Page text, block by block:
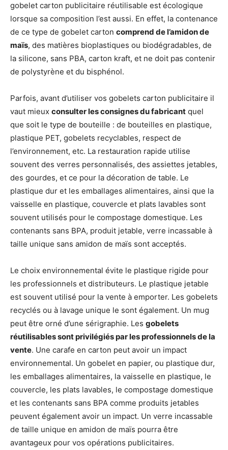
gobelet carton publicitaire réutilisable est écologique
lorsque sa composition l’est aussi. En effet, la contenance
de ce type de gobelet carton comprend de l’amidon de
maïs, des matières bioplastiques ou biodégradables, de
la silicone, sans PBA, carton kraft, et ne doit pas contenir
de polystyrène et du bisphénol.
Parfois, avant d’utiliser vos gobelets carton publicitaire il
vaut mieux consulter les consignes du fabricant quel
que soit le type de bouteille : de bouteilles en plastique,
plastique PET, gobelets recyclables, respect de
l’environnement, etc. La restauration rapide utilise
souvent des verres personnalisés, des assiettes jetables,
des gourdes, et ce pour la décoration de table. Le
plastique dur et les emballages alimentaires, ainsi que la
vaisselle en plastique, couvercle et plats lavables sont
souvent utilisés pour le compostage domestique. Les
contenants sans BPA, produit jetable, verre incassable à
taille unique sans amidon de maïs sont acceptés.
Le choix environnemental évite le plastique rigide pour
les professionnels et distributeurs. Le plastique jetable
est souvent utilisé pour la vente à emporter. Les gobelets
recyclés ou à lavage unique le sont également. Un mug
peut être orné d’une sérigraphie. Les gobelets
réutilisables sont privilégiés par les professionnels de la
vente. Une carafe en carton peut avoir un impact
environnemental. Un gobelet en papier, ou plastique dur,
les emballages alimentaires, la vaisselle en plastique, le
couvercle, les plats lavables, le compostage domestique
et les contenants sans BPA comme produits jetables
peuvent également avoir un impact. Un verre incassable
de taille unique en amidon de maïs pourra être
avantageux pour vos opérations publicitaires.